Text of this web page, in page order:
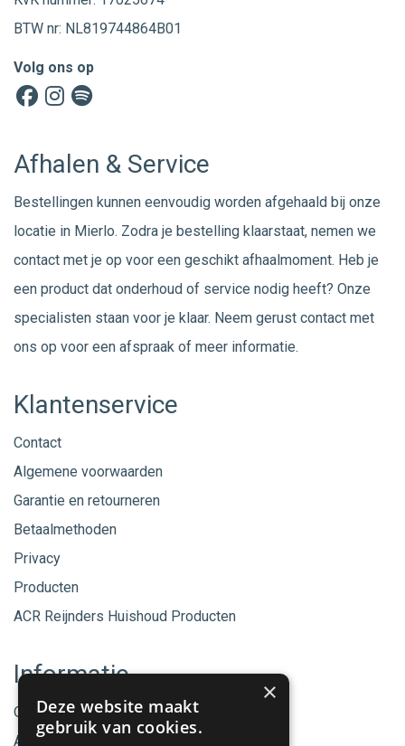
BTW nr: NL819744864B01
Volg ons op
Afhalen & Service
Bestellingen kunnen eenvoudig worden afgehaald bij onze
locatie in Mierlo. Zodra je bestelling klaarstaat, nemen we
contact met je op voor een geschikt afhaalmoment. Heb je
een product dat onderhoud of service nodig heeft? Onze
specialisten staan voor je klaar. Neem gerust contact met
ons op voor een afspraak of meer informatie.
Klantenservice
Contact
Algemene voorwaarden
Garantie en retourneren
Betaalmethoden
Privacy
Producten
ACR Reijnders Huishoud Producten
Informatie
Onze merken
Aanbiedingen
×
Deze website maakt
gebruik van cookies.